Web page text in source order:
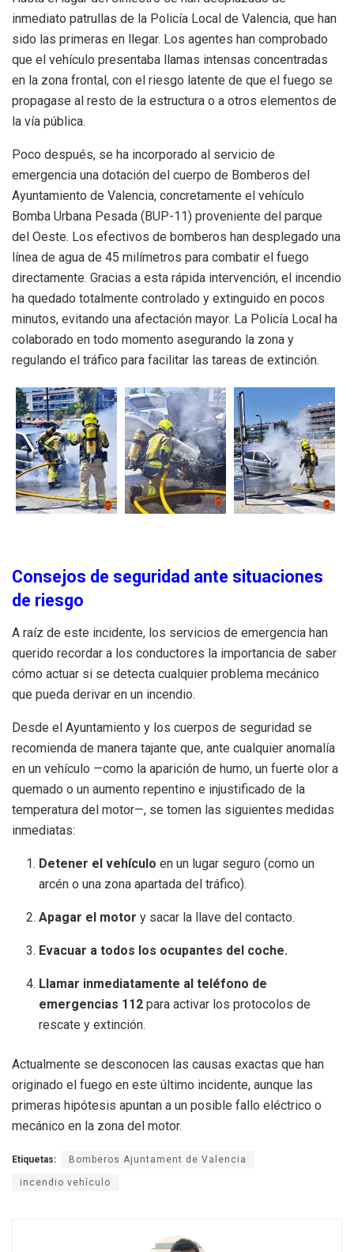
inmediato patrullas de la Policía Local de Valencia, que han
sido las primeras en llegar. Los agentes han comprobado
que el vehículo presentaba llamas intensas concentradas
en la zona frontal, con el riesgo latente de que el fuego se
propagase al resto de la estructura o a otros elementos de
la vía pública.
Poco después, se ha incorporado al servicio de
emergencia una dotación del cuerpo de Bomberos del
Ayuntamiento de Valencia, concretamente el vehículo
Bomba Urbana Pesada (BUP-11) proveniente del parque
del Oeste. Los efectivos de bomberos han desplegado una
línea de agua de 45 milímetros para combatir el fuego
directamente. Gracias a esta rápida intervención, el incendio
ha quedado totalmente controlado y extinguido en pocos
minutos, evitando una afectación mayor. La Policía Local ha
colaborado en todo momento asegurando la zona y
regulando el tráfico para facilitar las tareas de extinción.
Consejos de seguridad ante situaciones
de riesgo
A raíz de este incidente, los servicios de emergencia han
querido recordar a los conductores la importancia de saber
cómo actuar si se detecta cualquier problema mecánico
que pueda derivar en un incendio.
Desde el Ayuntamiento y los cuerpos de seguridad se
recomienda de manera tajante que, ante cualquier anomalía
en un vehículo —como la aparición de humo, un fuerte olor a
quemado o un aumento repentino e injustificado de la
temperatura del motor—, se tomen las siguientes medidas
inmediatas:
Detener el vehículo en un lugar seguro (como un
arcén o una zona apartada del tráfico).
Apagar el motor y sacar la llave del contacto.
Evacuar a todos los ocupantes del coche.
Llamar inmediatamente al teléfono de
emergencias 112 para activar los protocolos de
rescate y extinción.
Actualmente se desconocen las causas exactas que han
originado el fuego en este último incidente, aunque las
primeras hipótesis apuntan a un posible fallo eléctrico o
mecánico en la zona del motor.
Etiquetas: Bomberos Ajuntament de Valencia
incendio vehículo